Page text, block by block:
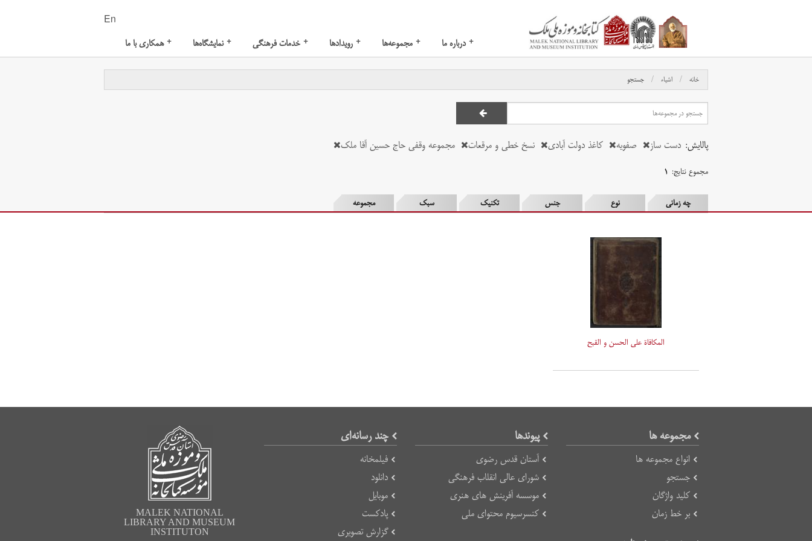
En
همکاری با ما + نمایشگاه‌ها + خدمات فرهنگی + رویدادها + مجموعه‌ها + درباره ما +
خانه اشیاء جستجو
پالایش: دست ساز صفویه کاغذ دولت آبادی نسخ خطی و مرقعات مجموعه وقفی حاج حسین آقا ملک
مجموع نتایج: ۱
چه زمانی نوع جنس تکنیک سبک مجموعه
المکافاة علی الحسن و القبح
مجموعه ها
انواع مجموعه ها
جستجو
کلید واژگان
بر خط زمان
پیوند‌ها
آستان قدس رضوی
شورای عالی انقلاب فرهنگی
موسسه آفرینش های هنری
کنسرسیوم محتوای ملی
چند رسانه‌ای
فیلمخانه
دانلود
موبایل
پادکست
گزارش تصویری
MALEK NATIONAL
LIBRARY AND MUSEUM
INSTITUTON